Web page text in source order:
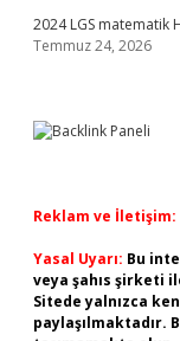
2024 LGS matematik
Temmuz 24, 2026
Reklam ve İletişim:
Yasal Uyarı: Bu
veya şahıs şirketi
Sitede yalnızca
paylaşılmaktadır.